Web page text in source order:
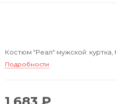
Костюм "Реал" мужской: куртка,
Подробности